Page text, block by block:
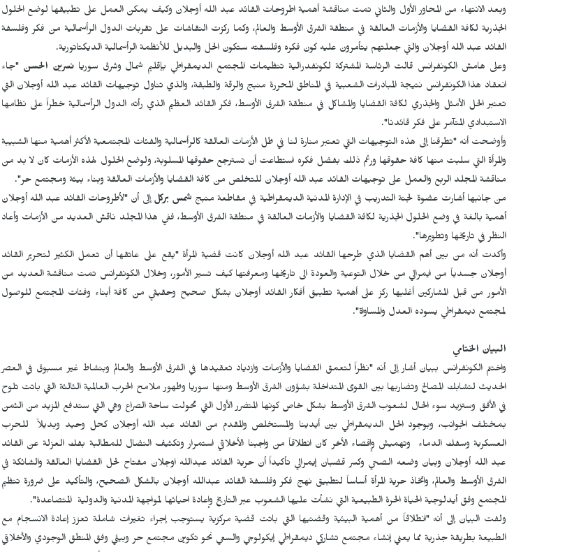
وبعد الانتهاء من المحاور الأول والثاني تمت مناقشة أهمية اطروحات القائد عبد الله أوجلان وكيف يمكن العمل على تطبيقها لوضع الحلول
الجذرية لكافة القضايا والأزمات العالقة في منطقة الشرق الأوسط والعالم، وكما ركزت النقاشات على تقربات الدول الرأسمالية من فكر وفلسفة
القائد عبد الله أوجلان والتي جعلتهم يتأمرون عليه كون فكره وفلسفته ستكون الحل والبديل للأنظمة الرأسمالية الديكتاتورية.
وعلى هامش الكونفرانس قالت الرئاسة المشتركة لكونفدرالية تنظيمات المجتمع الديمقراطي بإقليم شمال وشرق سوريانسرين الحسن "جاء
انعقاد هذا الكونفرانس نتيجة المبادرات الشعبية في المناطق المحررة منبج والرقة والطبقة، والذي تناول توجيهات القائد عبد الله أوجلان التي
تعتبر الحل الأمثل والجذري لكافة القضايا والمشاكل في منطقة الشرق الأوسط، فكر القائد العظيم الذي رأته الدول الرأسمالية خطراً على نظامها
الاستبدادي المتآمر على فكر قائدنا".
وأوضحت أنه "تطرقنا إلى هذه التوجيهات التي تعتبر منارة لنا في ظل الأزمات العالقة كالرأسمالية والفئات المجتمعية الأكثر أهمية منها الشبيبة
والمرأة التي سلبت منها كافة حقوقها ورغم ذلك بفضل فكره استطاعت أن تسترجع حقوقها المسلوبة، ولوضع الحلول لهذه الأزمات كان لا بد من
مناقشة المجلد الربع والعمل على توجيهات القائد عبد الله أوجلان للتخلص من كافة القضايا والأزمات العالقة وبناء بيئة ومجتمع حر".
من جانبها أشارت عضوة لجنة التدريب في الإدارة المدنية الديمقراطية في مقاطعة منبج شمس بركلإلى أن "لأطروحات القائد عبد الله أوجلان
أهمية بالغة في وضع الحلول الجذرية لكافة القضايا والأزمات العالقة في منطقة الشرق الأوسط، ففي هذا المجلد ناقش العديد من الأزمات وأعاد
النظر في تاريخها وتطويرها".
وأكدت أنه من بين أهم القضايا الذي طرحها القائد عبد الله أوجلان كانت قضية المرأة "يقع على عاتقها أن تعمل الكثير لتحرير القائد
أوجلان جسدياً من ايمرالي من خلال التوعية والعودة الى تاريخها ومعرفتها كيف تسير الأمور، وخلال الكونفرانس تمت مناقشة العديد من
الأمور من قبل المشاركين أغلبها ركز على أهمية تطبيق أفكار القائد أوجلان بشكل صحيح وحقيقي من كافة أبناء وفئات المجتمع للوصول
لمجتمع ديمقراطي يسوده العدل والمساواة".
البيان الختامي
واختتم الكونفرانس ببيان أشار إلى أنه "نظراً لتعمق القضايا والأزمات وازدياد تعقيدها في الشرق الأوسط والعالم وبنشاط غير مسبوق في العصر
الحديث لتشابك المصالح وتضاربها بين القوى المتداخلة بشؤون الشرق الأوسط ومنها سوريا وظهور ملامح الحرب العالمية الثالثة التي باتت تلوح
في الأفق وستزيد سوء الحال لشعوب الشرق الأوسط بشكل خاص كونها المتضرر الأول التي تحولت ساحة الصراع وهي التي ستدفع المزيد من الثمن
بمختلف الجوانب، وبوجود الحل الديمقراطي بين أيدينا والمستخلص والمقدم من القائد عبد الله أوجلان كحل وحيد وبديلاً للحرب
العسكرية وسفك الدماء وتهميش وإقصاء الأخر كان انطلاقاً من واجبنا الأخلاقي استمرار وتكثيف النضال للمطالبة بفك العزلة عن القائد
عبد الله أوجلان وبيان وضعه الصحي وكسر قضبان إيمرالي تأكيداً أن حرية القائد عبدالله اوجلان مفتاح لحل القضايا العالقة والشائكة في
الشرق الأوسط والعالم، واتخاذ حرية المرأة أساساً لتطبيق نهج فكر وفلسفة القائد عبدالله أوجلان بالشكل الصحيح، والتأكيد على ضرورة تنظيم
المجتمع وفق أيدلوجية الحياة الحرة الطبيعية التي نشأت عليها الشعوب عبر التاريخ وإعادة احيائها لمواجهة المدنية والدولية المتصاعدة".
ولفت البيان إلى أنه "انطلاقاً من أهمية البيئية وقضتيها التي باتت قضية مركزية يستوجب إجراء تغيرات شاملة تعزز إعادة الانسجام مع
الطبيعة بطريقة جذرية مما يعني إنشاء مجتمع تشاركي ديمقراطي إيكولوجي والسعي نحو تكوين مجتمع حر وبيئي وفق المنطق الوجودي والأخلاقي